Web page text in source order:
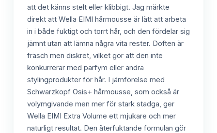
att det känns stelt eller klibbigt. Jag märkte
direkt att Wella EIMI hårmousse är lätt att arbeta
in i både fuktigt och torrt hår, och den fördelar sig
jämnt utan att lämna några vita rester. Doften är
fräsch men diskret, vilket gör att den inte
konkurrerar med parfym eller andra
stylingprodukter för hår. I jämförelse med
Schwarzkopf Osis+ hårmousse, som också är
volymgivande men mer för stark stadga, ger
Wella EIMI Extra Volume ett mjukare och mer
naturligt resultat. Den återfuktande formulan gör